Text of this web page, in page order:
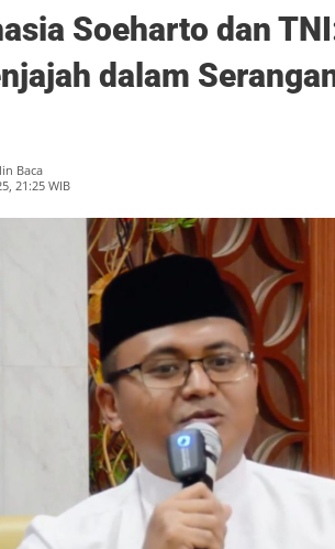
Soeharto dan
dalam
Baca
21:25 WIB